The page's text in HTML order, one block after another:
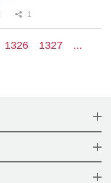
1
1326 1327
...